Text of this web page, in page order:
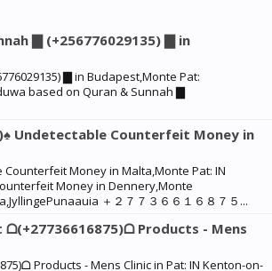
▇ (+256776029135) ▇ in
▇ in Budapest,Monte Pat:
based on Quran & Sunnah ▇
Undetectable Counterfeit Money in
Counterfeit Money in Malta,Monte Pat: IN
Money in Dennery,Monte
＋２７７３６６１６８７５...
ᗝ(+27736616875)ᗝ Products - Mens
Products - Mens Clinic in Pat: IN Kenton-on-